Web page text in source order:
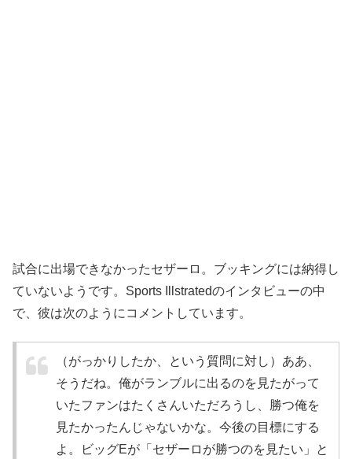
試合に出場できなかったセザーロ。ブッキングには納得し
ていないようです。Sports Illstratedのインタビューの中
で、彼は次のようにコメントしています。
（がっかりしたか、という質問に対し）ああ、
そうだね。俺がランブルに出るのを見たがって
いたファンはたくさんいただろうし、勝つ俺を
見たかったんじゃないかな。今後の目標にする
よ。ビッグEが「セザーロが勝つのを見たい」と